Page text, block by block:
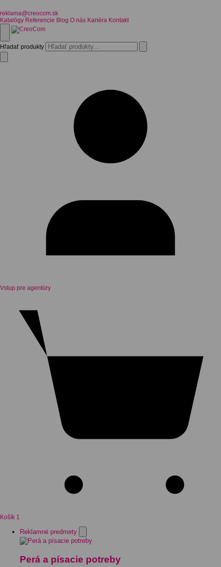
reklama@creocom.sk
Katalógy Referencie Blog O nás Kariéra Kontakt
Hľadať produkty
Vstup pre agentúry
Košík 1
Reklamné predmety
Perá a písacie potreby